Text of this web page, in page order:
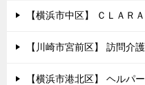
ョ
【横浜市中区】 ＣＬＡＲ
【川崎市宮前区】 訪問介
【横浜市港北区】 ヘルパ